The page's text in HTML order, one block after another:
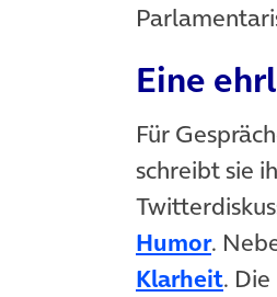
Eine
Für
schreibt sie
Humor.
Klarheit.